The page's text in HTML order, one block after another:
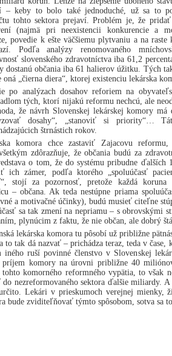
– keby to bolo také jednoduché, už sa to
tohto sektora prejaví. Problém je, že
(najmä pri neexistencii konkurencie a
povedie k ešte väčšiemu plytvaniu a na raste
Podľa analýzy renomovaného
slovenského zdravotníctva iba 61,2
dostanú občania iba 61 halierov úžitku. Tých
oná „čierna diera“, ktorej existenciu lekárska
po analýzach dosahov reforiem na
tých, ktorí nijakú reformu nechcú, ale
že návrh Slovenskej lekárskej komory
dosahy“, „stanoviť si priority“…
štrnástich rokov.
komora chce zastaviť Zajacovu
zdôrazňuje, že občania budú za
o tom, že do systému pribudne ďalších
ich zámer, podľa ktorého „spoluúčasť
stojí za pozornosť, pretože každá koruna
– občana. Ak teda nestúpne priama
a motivačné účinky), budú musieť citeľne
sa tak zmení na nepriamu – s obrovskými
plynúcim z faktu, že nie občan, ale dobrý
lekárska komora tu pôsobí už približne
to tak dá nazvať – prichádza teraz, teda v
iného ruší povinné členstvo v Slovenskej
príjem komory na úrovni približne 40
komorného reformného vypätia, to však
nezreformovaného sektora ďalšie miliardy.
Lekári v prieskumoch verejnej mienky,
bude zviditeľňovať týmto spôsobom, sotva sa